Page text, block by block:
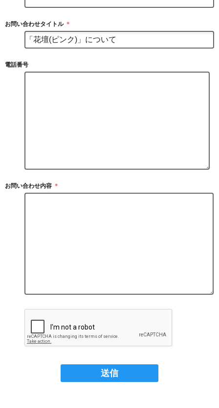
お問い合わせタイトル ＊
電話番号
お問い合わせ内容 ＊